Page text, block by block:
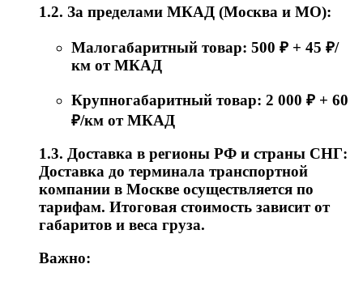
1.2. За пределами МКАД (Москва и МО):
Малогабаритный товар: 500 ₽ + 45 ₽/
км от МКАД
Крупногабаритный товар: 2 000 ₽ + 60
₽/км от МКАД
1.3. Доставка в регионы РФ и страны СНГ:
Доставка до терминала транспортной
компании в Москве осуществляется по
тарифам. Итоговая стоимость зависит от
габаритов и веса груза.
Важно: